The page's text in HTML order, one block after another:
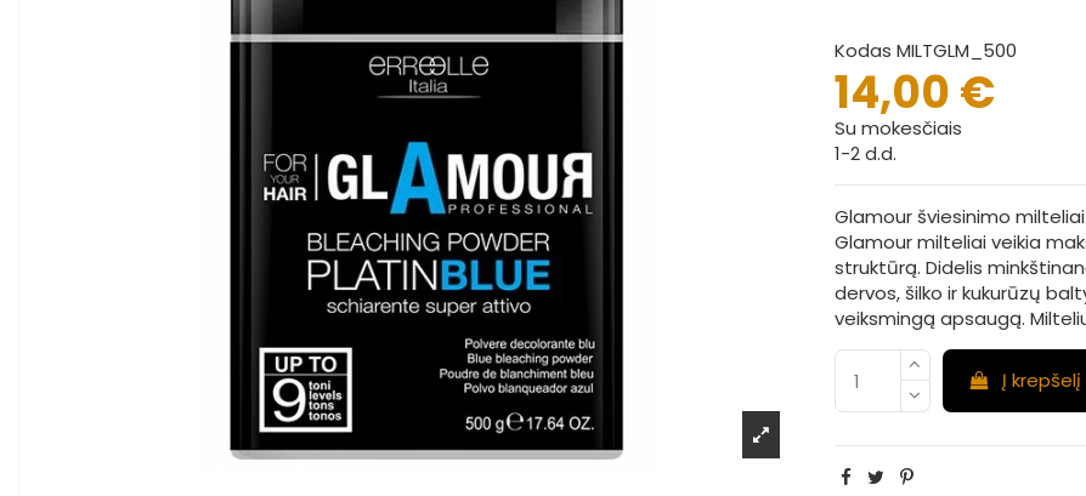
Kodas MILTGLM_500
14,00 €
Su mokesčiais
1-2 d.d.
Glamour šviesinimo
Glamour milteliai veikia
struktūrą. Didelis
dervos, šilko ir kukurūzų
veiksmingą apsaugą.
Į krepšelį